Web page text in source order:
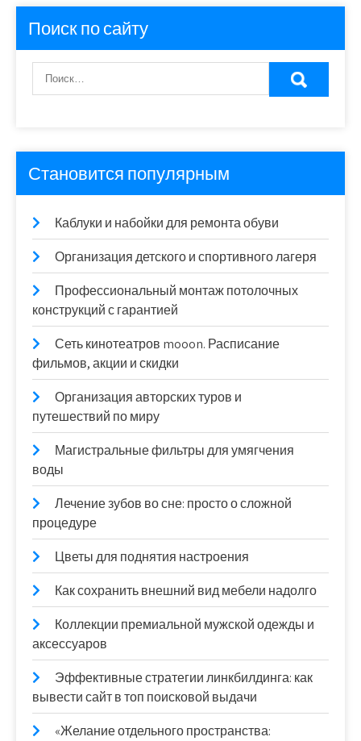
Поиск по сайту
Становится популярным
Каблуки и набойки для ремонта обуви
Организация детского и спортивного лагеря
Профессиональный монтаж потолочных
конструкций с гарантией
Сеть кинотеатров mooon. Расписание
фильмов, акции и скидки
Организация авторских туров и
путешествий по миру
Магистральные фильтры для умягчения
воды
Лечение зубов во сне: просто о сложной
процедуре
Цветы для поднятия настроения
Как сохранить внешний вид мебели надолго
Коллекции премиальной мужской одежды и
аксессуаров
Эффективные стратегии линкбилдинга: как
вывести сайт в топ поисковой выдачи
«Желание отдельного пространства: